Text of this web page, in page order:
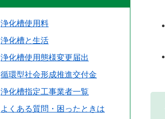
浄化槽使用料
浄化槽と生活
浄化槽使用態様変更届出
循環型社会形成推進交付金
浄化槽指定工事業者一覧
よくある質問・困ったときは